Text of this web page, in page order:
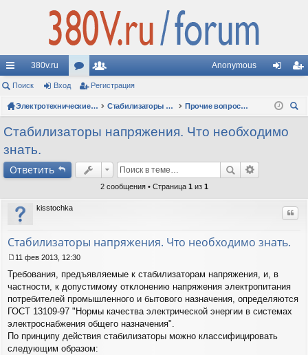
с
ы
лк
и
380v.ru
ор
ум
ы
ол
ьз
ов
Anonymous
д ис
Поиск Вход Регистрация
Электротехнические форумы Стабилизаторы напряжения
Прочие вопросы по стабилизаторам
Стабилизаторы напряжения. Что необходимо
знать.
Ответить
2 сообщения • Страница 1 из 1
kisstochka
Стабилизаторы напряжения. Что необходимо знать.
о
о
б
щ
е
н
и
е
11 фев 2013, 12:30
Требования, предъявляемые к стабилизаторам напряжения, и, в
частности, к допустимому отклонению напряжения электропитания
потребителей промышленного и бытового назначения, определяются
ГОСТ 13109-97 "Нормы качества электрической энергии в системах
электроснабжения общего назначения".
По принципу действия стабилизаторы можно классифицировать
следующим образом: